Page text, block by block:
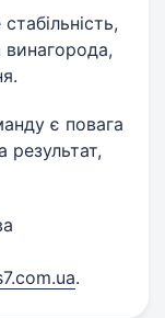
винагорода,
є повага
результат,
.